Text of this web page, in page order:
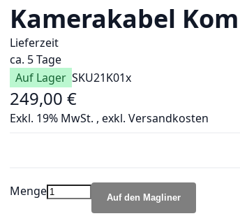
Kamerakabel
Lieferzeit
ca. 5 Tage
Auf Lager SKU21K01x
249,00 €
Exkl. 19% MwSt. , exkl. Versandkosten
Menge Auf den Magliner